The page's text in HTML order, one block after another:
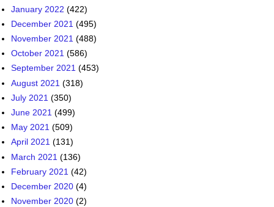
January 2022 (422)
December 2021 (495)
November 2021 (488)
October 2021 (586)
September 2021 (453)
August 2021 (318)
July 2021 (350)
June 2021 (499)
May 2021 (509)
April 2021 (131)
March 2021 (136)
February 2021 (42)
December 2020 (4)
November 2020 (2)